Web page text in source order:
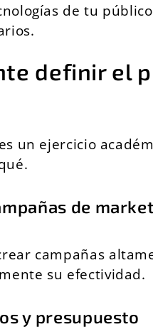
de tu
definir el
un ejercicio
de
campañas
su efectividad.
y presupuesto